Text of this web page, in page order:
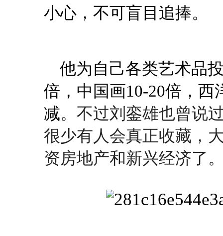
小心，不可盲目追捧。
他为自己各类艺术品
倍，中国画10-20倍，
减。 不过刘銮雄也曾说
很少有人会真正收藏，
资房地产和新兴经济了